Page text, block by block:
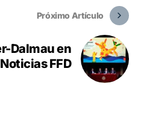
Próximo Artículo
Dalmau en
FFD